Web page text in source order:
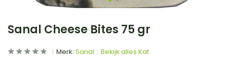
Sanal Cheese Bites 75 gr
Merk: Sanal Bekijk alles Kat